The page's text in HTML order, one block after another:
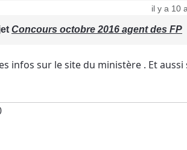
il y a 10
Concours octobre 2016 agent des FP
infos sur le site du ministère . Et